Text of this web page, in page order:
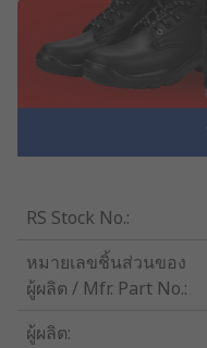
RS Stock No.:
หมายเลขชิ้นส่วนของ
ผู้ผลิต / Mfr. Part No.:
ผู้ผลิต: